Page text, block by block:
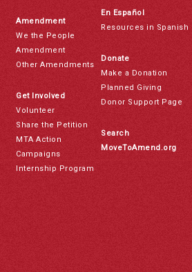
Amendment
We the People
Amendment
Other Amendments
Get Involved
Volunteer
Share the Petition
MTA Action
Campaigns
Internship Program
En Español
Resources in Spanish
Donate
Make a Donation
Planned Giving
Donor Support Page
Search
MoveToAmend.org